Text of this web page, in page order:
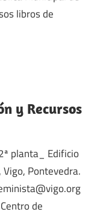
libros de
y Recursos
planta_ Edificio
Pontevedra.
de